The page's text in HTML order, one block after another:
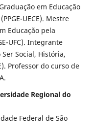
em Educação
UECE). Mestre
Educação pela
UFC). Integrante
Social, História,
Professor do curso de
Regional do
Federal de São